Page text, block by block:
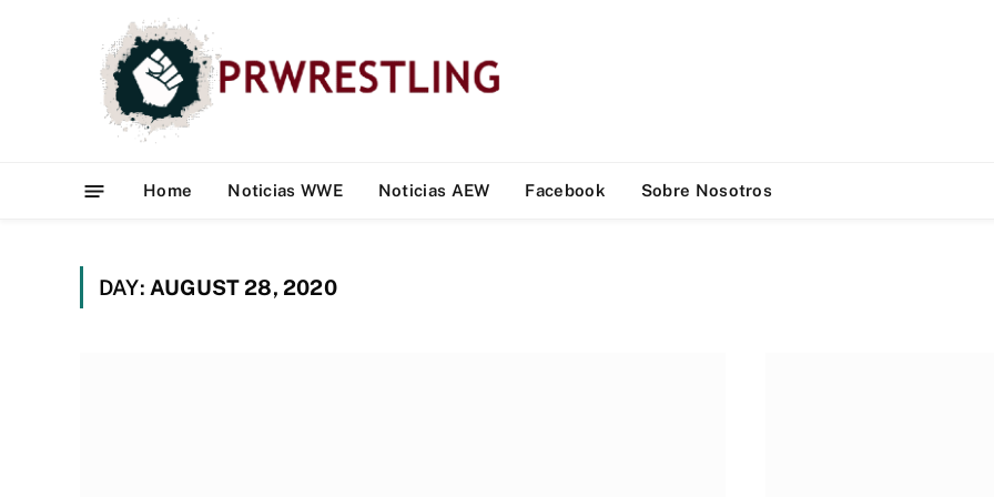
Home Noticias WWE Noticias AEW Facebook Sobre Nosotros
DAY: AUGUST 28, 2020